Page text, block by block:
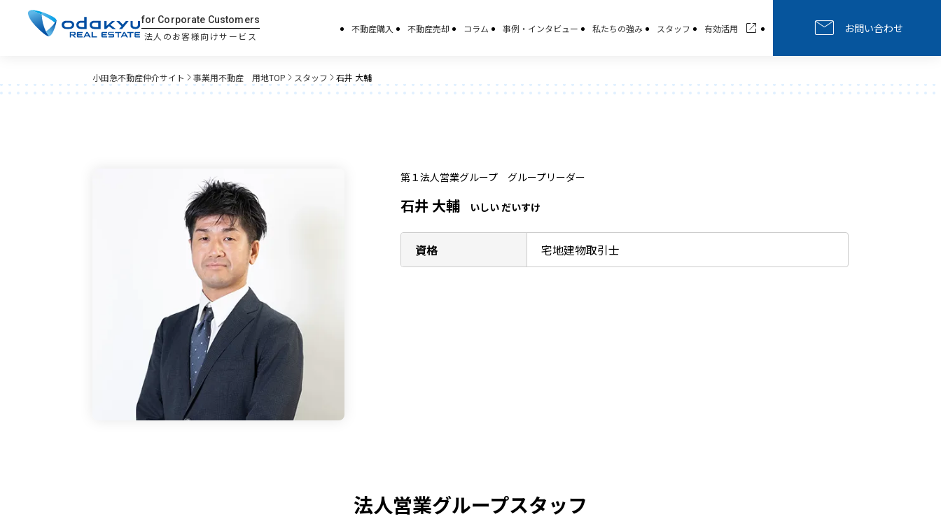
for Corporate Customers
法人のお客様向けサービス
不動産購入 不動産売却 コラム 事例・インタビュー 私たちの強み スタッフ 有効活用 お問い合わせ
小田急不動産仲介サイト 事業用不動産 用地TOP スタッフ 石井 大輔
第１法人営業グループ グループリーダー
石井 大輔 いしい だいすけ
資格 宅地建物取引士
法人営業グループスタッフ